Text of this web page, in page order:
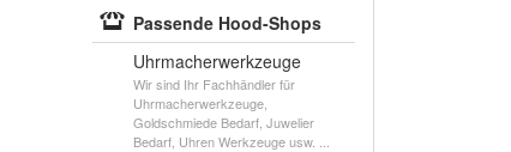
Passende Hood-Shops
Uhrmacherwerkzeuge
Wir sind Ihr Fachhändler für
Uhrmacherwerkzeuge,
Goldschmiede Bedarf, Juwelier
Bedarf, Uhren Werkzeuge usw. ...